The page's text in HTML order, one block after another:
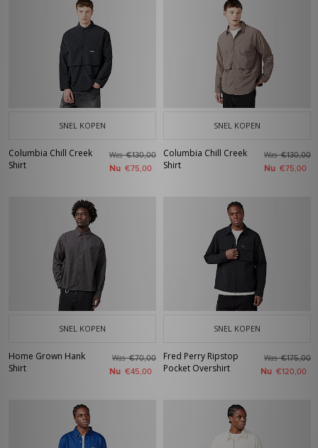
SNEL KOPEN
Columbia Chill Creek
Shirt
Was€130,00
Nu €75,00
SNEL KOPEN
Columbia Chill Creek
Shirt
Was€130,00
Nu €75,00
SNEL KOPEN
Home Grown Hank
Shirt
Was€70,00
Nu €45,00
SNEL KOPEN
Fred Perry Ripstop
Pocket Overshirt
Was€175,00
Nu €120,00